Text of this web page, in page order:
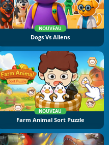
NOUVEAU
Dogs Vs Aliens
NOUVEAU
Farm Animal Sort Puzzle